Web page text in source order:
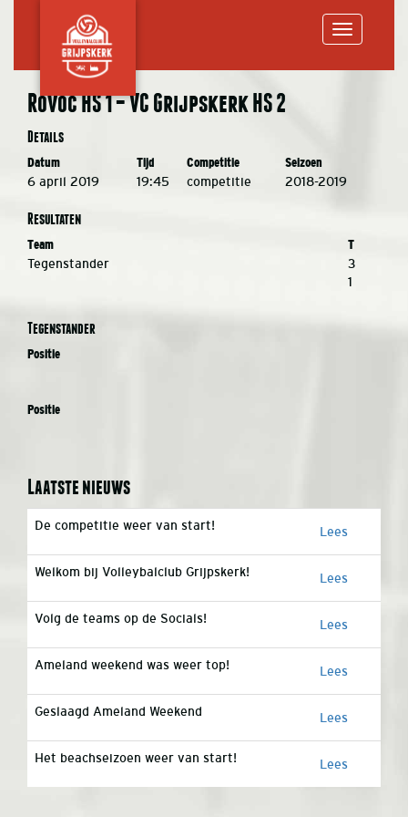
Rovoc HS 1 – VC Grijpskerk HS 2
Details
Datum Tijd Competitie Seizoen
6 april 2019 19:45 competitie 2018-2019
Resultaten
Team T
Tegenstander
3
1
Tegenstander
Positie
Positie
Laatste nieuws
De competitie weer van start! Lees
Welkom bij Volleybalclub Grijpskerk! Lees
Volg de teams op de Socials! Lees
Ameland weekend was weer top! Lees
Geslaagd Ameland Weekend Lees
Het beachseizoen weer van start! Lees